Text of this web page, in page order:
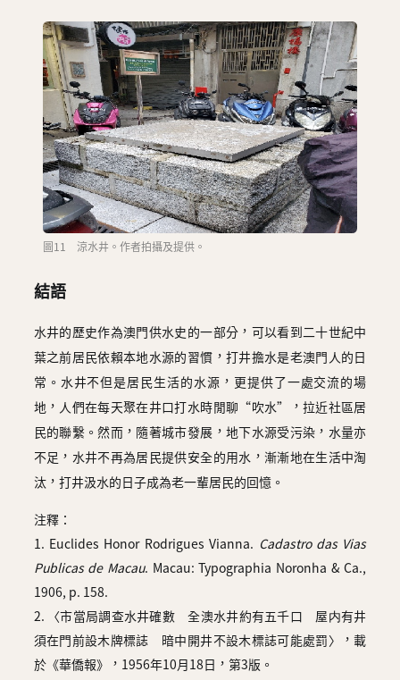
圖11 涼水井。作者拍攝及提供。
結語
水井的歷史作為澳門供水史的一部分，可以看到二十世紀中
葉之前居民依賴本地水源的習慣，打井擔水是老澳門人的日
常。水井不但是居民生活的水源，更提供了一處交流的場
地，人們在每天聚在井口打水時閒聊“吹水”，拉近社區居
民的聯繫。然而，隨著城市發展，地下水源受污染，水量亦
不足，水井不再為居民提供安全的用水，漸漸地在生活中淘
汰，打井汲水的日子成為老一輩居民的回憶。
注釋：
1. Euclides Honor Rodrigues Vianna.
Cadastro das Vias
Publicas de Macau. Macau: Typographia Noronha & Ca.,
1906, p. 158.
2. 〈市當局調查水井確數 全澳水井約有五千口 屋内有井
須在門前設木牌標誌 暗中開井不設木標誌可能處罰〉，載
於《華僑報》，1956年10月18日，第3版。